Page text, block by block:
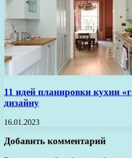
11 идей планировки кухни
дизайну
16.01.2023
Добавить комментарий